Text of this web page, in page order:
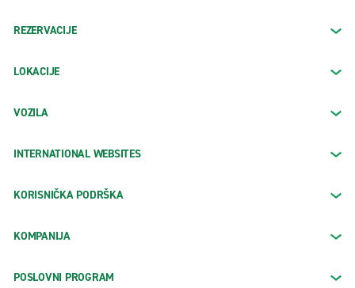
REZERVACIJE
LOKACIJE
VOZILA
INTERNATIONAL WEBSITES
KORISNIČKA PODRŠKA
KOMPANIJA
POSLOVNI PROGRAM